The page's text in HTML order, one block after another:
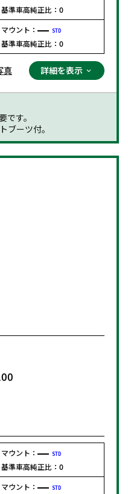
基準車高純正比： 0
マウント： STD
基準車高純正比： 0
真 詳細を表示
す。
ブーツ付。
マウント： STD
基準車高純正比： 0
マウント： STD